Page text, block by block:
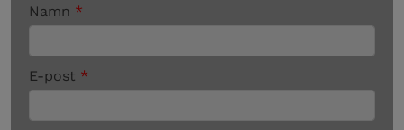
Namn *
E-post *